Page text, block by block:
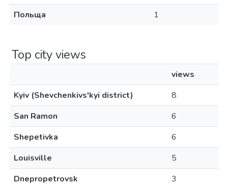
Польща
1
Top city views
views
Kyiv (Shevchenkivs'kyi district)
8
San Ramon
6
Shepetivka
6
Louisville
5
Dnepropetrovsk
3